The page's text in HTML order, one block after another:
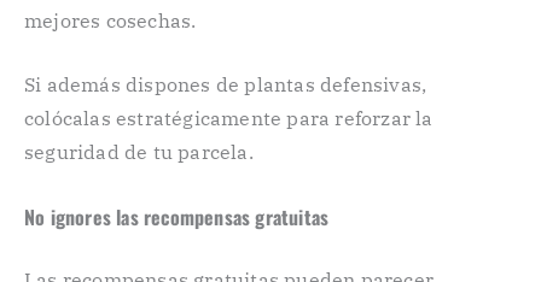
mejores cosechas.
Si además dispones de plantas defensivas,
colócalas estratégicamente para reforzar la
seguridad de tu parcela.
No ignores las recompensas gratuitas